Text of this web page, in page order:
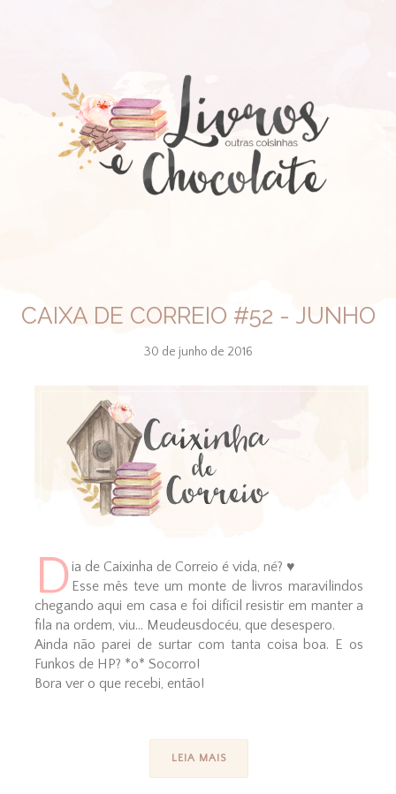
CAIXA DE CORREIO #52 - JUNHO
30 de junho de 2016
Dia de Caixinha de Correio é vida, né? ♥
Esse mês teve um monte de livros maravilindos
chegando aqui em casa e foi difícil resistir em manter a
fila na ordem, viu... Meudeusdocéu, que desespero.
Ainda não parei de surtar com tanta coisa boa. E os
Funkos de HP? *o* Socorro!
Bora ver o que recebi, então!
LEIA MAIS